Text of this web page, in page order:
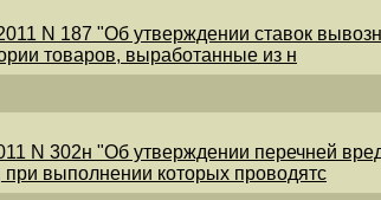
N 187 "Об утверждении ставок
товаров, выработанные из н
N 302н "Об утверждении перечней
выполнении которых проводятс